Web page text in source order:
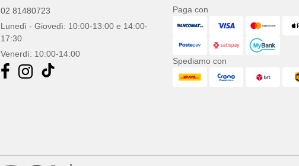
02 81480723
Lunedì - Giovedì: 10:00-13:00 e 14:00-
17:30
Venerdì: 10:00-14:00
Paga con
Spediamo con